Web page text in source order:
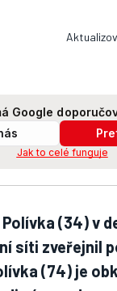
Google
Jak to celé funguje
(34) v
síti zveřejnil
(74) je